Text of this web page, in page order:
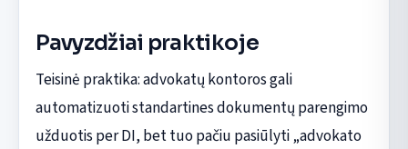
Pavyzdžiai praktikoje
Teisinė praktika: advokatų kontoros gali
automatizuoti standartines dokumentų parengimo
užduotis per DI, bet tuo pačiu pasiūlyti „advokato